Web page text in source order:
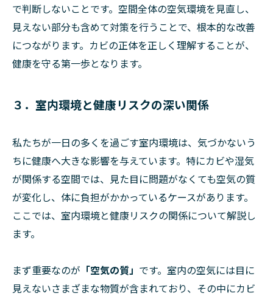
で判断しないことです。空間全体の空気環境を見直し、
見えない部分も含めて対策を行うことで、根本的な改善
につながります。カビの正体を正しく理解することが、
健康を守る第一歩となります。
３．室内環境と健康リスクの深い関係
私たちが一日の多くを過ごす室内環境は、気づかないう
ちに健康へ大きな影響を与えています。特にカビや湿気
が関係する空間では、見た目に問題がなくても空気の質
が変化し、体に負担がかかっているケースがあります。
ここでは、室内環境と健康リスクの関係について解説し
ます。
まず重要なのが 「空気の質」 です。室内の空気には目に
見えないさまざまな物質が含まれており、その中にカビ